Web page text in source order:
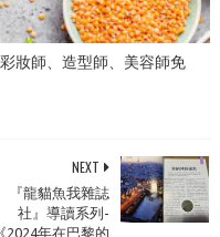
妝師、造型師、美容師免
NEXT
『龍貓魚我雜誌
社』導讀系列-
《2024年在巴黎的